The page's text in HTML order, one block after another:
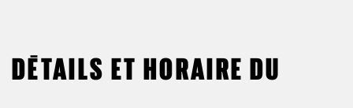
DÉTAILS ET HORAIRE DU